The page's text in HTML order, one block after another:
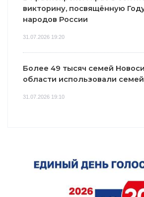
викторину, посвящённую
народов России
31.07.2026 19:20
Более 49 тысяч семей
области использовали
31.07.2026 19:10